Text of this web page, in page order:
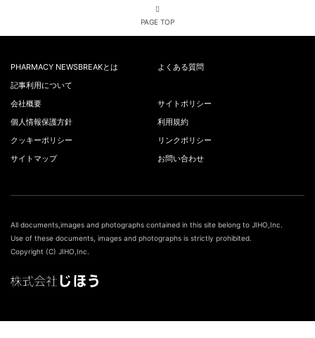
PAGE TOP
PHARMACY NEWSBREAKとは
よくある質問
記事利用について
会社概要
サイトポリシー
個人情報保護方針
利用規約
クッキーポリシー
リンクポリシー
サイトマップ
お問い合わせ
All documents,images and photographs contained in this site belong to JIHO,Inc.
Use of these documents, images and photographs is strictly prohibited.
Copyright (C) JIHO,Inc.